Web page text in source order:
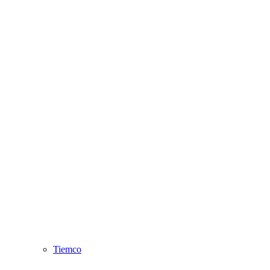
Tiemco